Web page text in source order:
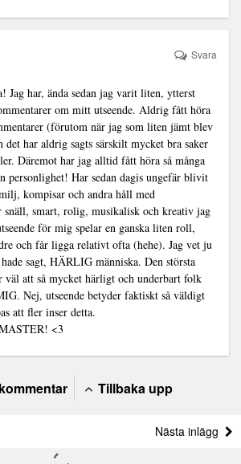
Jag har, ända sedan jag varit liten, ytterst
om mitt utseende. Aldrig fått höra
(förutom när jag som liten jämt blev
har aldrig sagts särskilt mycket bra saker
Däremot har jag alltid fått höra så många
personlighet! Har sedan dagis ungefär blivit
kompisar och andra håll med
snäll, smart, rolig, musikalisk och kreativ jag
för mig spelar en ganska liten roll,
och får ligga relativt ofta (hehe). Jag vet ju
sagt, HÄRLIG människa. Den största
väl att så mycket härligt och underbart folk
Nej, utseende betyder faktiskt så väldigt
att fler inser detta.
<3
Svara
Tillbaka upp
Nästa inlägg